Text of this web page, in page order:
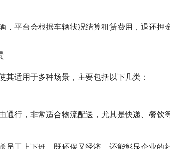
，平台会根据车辆状况结算租赁费用，退还押金
其适用于多种场景，主要包括以下几类：
通行，非常适合物流配送，尤其是快递、餐饮
员工上下班，既环保又经济，还能彰显企业的